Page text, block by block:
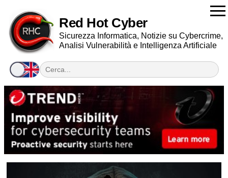
Red Hot Cyber
Sicurezza Informatica, Notizie su Cybercrime,
Analisi Vulnerabilità e Intelligenza Artificiale